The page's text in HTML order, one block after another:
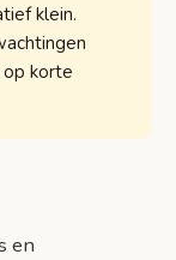
klein.
korte
en